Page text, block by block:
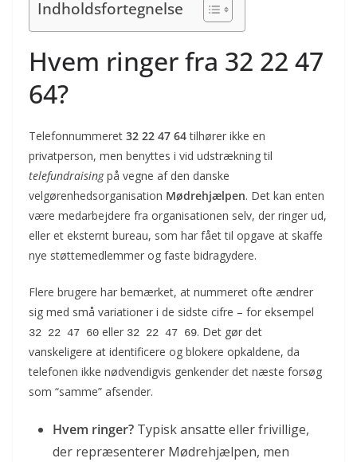
Indholdsfortegnelse
Hvem ringer fra 32 22 47
64?
Telefonnummeret 32 22 47 64tilhører ikke en
privatperson, men benyttes i vid udstrækning til
telefundraisingpå vegne af den danske
velgørenhedsorganisation Mødrehjælpen. Det kan enten
være medarbejdere fra organisationen selv, der ringer ud,
eller et eksternt bureau, som har fået til opgave at skaffe
nye støttemedlemmer og faste bidragydere.
Flere brugere har bemærket, at nummeret ofte ændrer
sig med små variationer i de sidste cifre – for eksempel
32 22 47 60 eller 32 22 47 69. Det gør det
vanskeligere at identificere og blokere opkaldene, da
telefonen ikke nødvendigvis genkender det næste forsøg
som “samme” afsender.
Hvem ringer? Typisk ansatte eller frivillige,
der repræsenterer Mødrehjælpen, men